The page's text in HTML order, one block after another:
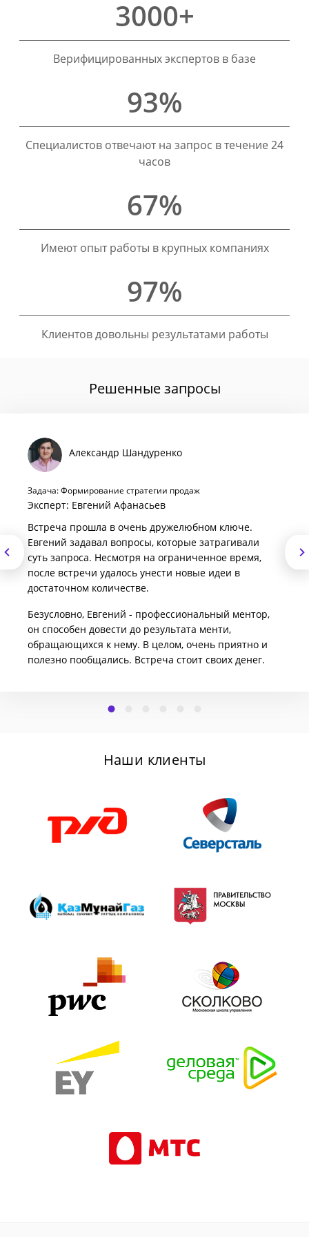
3000+
Верифицированных экспертов в базе
93%
Специалистов отвечают на запрос в течение 24
часов
67%
Имеют опыт работы в крупных компаниях
97%
Клиентов довольны результатами работы
Решенные запросы
Александр Шандуренко
Задача: Формирование стратегии продаж
Эксперт: Евгений Афанасьев
Встреча прошла в очень дружелюбном ключе.
Евгений задавал вопросы, которые затрагивали
суть запроса. Несмотря на ограниченное время,
после встречи удалось унести новые идеи в
достаточном количестве.
Безусловно, Евгений - профессиональный ментор,
он способен довести до результата менти,
обращающихся к нему. В целом, очень приятно и
полезно пообщались. Встреча стоит своих денег.
Наши клиенты